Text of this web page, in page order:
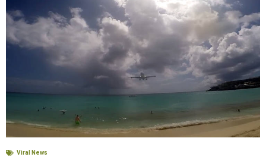
Viral News